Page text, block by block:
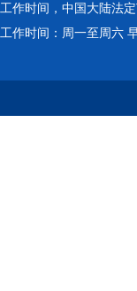
工作时间，中国大陆法定
工作时间：周一至周六